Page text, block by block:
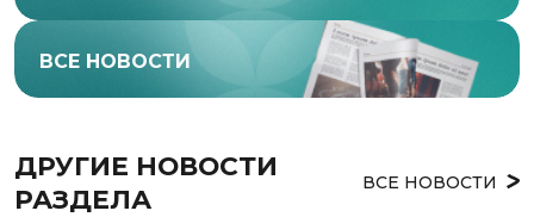
ВСЕ НОВОСТИ
ДРУГИЕ НОВОСТИ
РАЗДЕЛА
ВСЕ НОВОСТИ